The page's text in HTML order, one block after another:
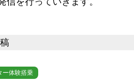
ー体験搭乗